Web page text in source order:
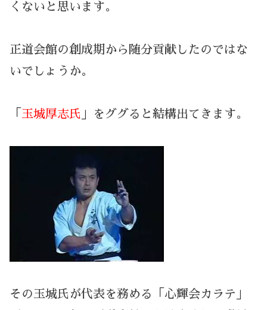
くないと思います。
正道会館の創成期から随分貢献したのではな
いでしょうか。
「 玉城厚志氏 」をググると結構出てきます。
その玉城氏が代表を務める「心輝会カラテ」